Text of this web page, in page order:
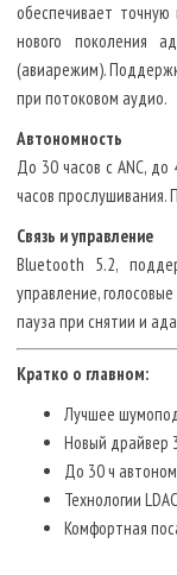
обеспечивает
нового поколения
(авиарежим).
при потоковом аудио.
Автономность
До 30 часов с ANC,
часов прослушивания.
Связь и управление
Bluetooth 5.2,
управление,
пауза при снятии и
Кратко о главном:
Лучшее
Новый драйвер
До 30 ч
Технологии
Комфортная